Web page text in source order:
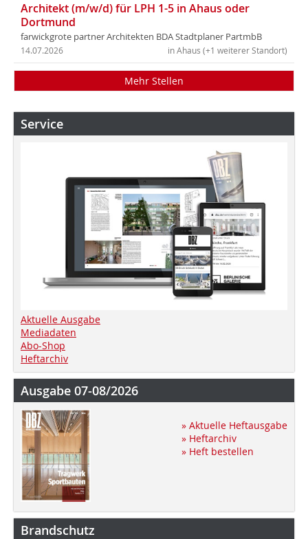
Architekt (m/w/d) für LPH 1-5 in Ahaus oder
Dortmund
farwickgrote partner Architekten BDA Stadtplaner PartmbB
in Ahaus (+1 weiterer Standort)
14.07.2026
Mehr Stellen
Service
Aktuelle Ausgabe
Mediadaten
Abo-Shop
Heftarchiv
Ausgabe 07-08/2026
» Aktuelle Heftausgabe
» Heftarchiv
» Heft bestellen
Brandschutz